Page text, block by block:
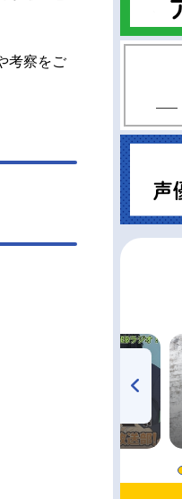
考察をご